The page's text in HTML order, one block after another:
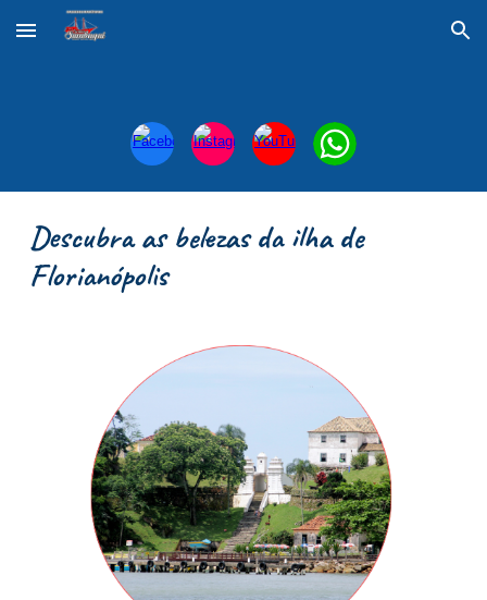
Skip to main content Skip to navigation
Descubra as belezas da ilha de
Florianópolis